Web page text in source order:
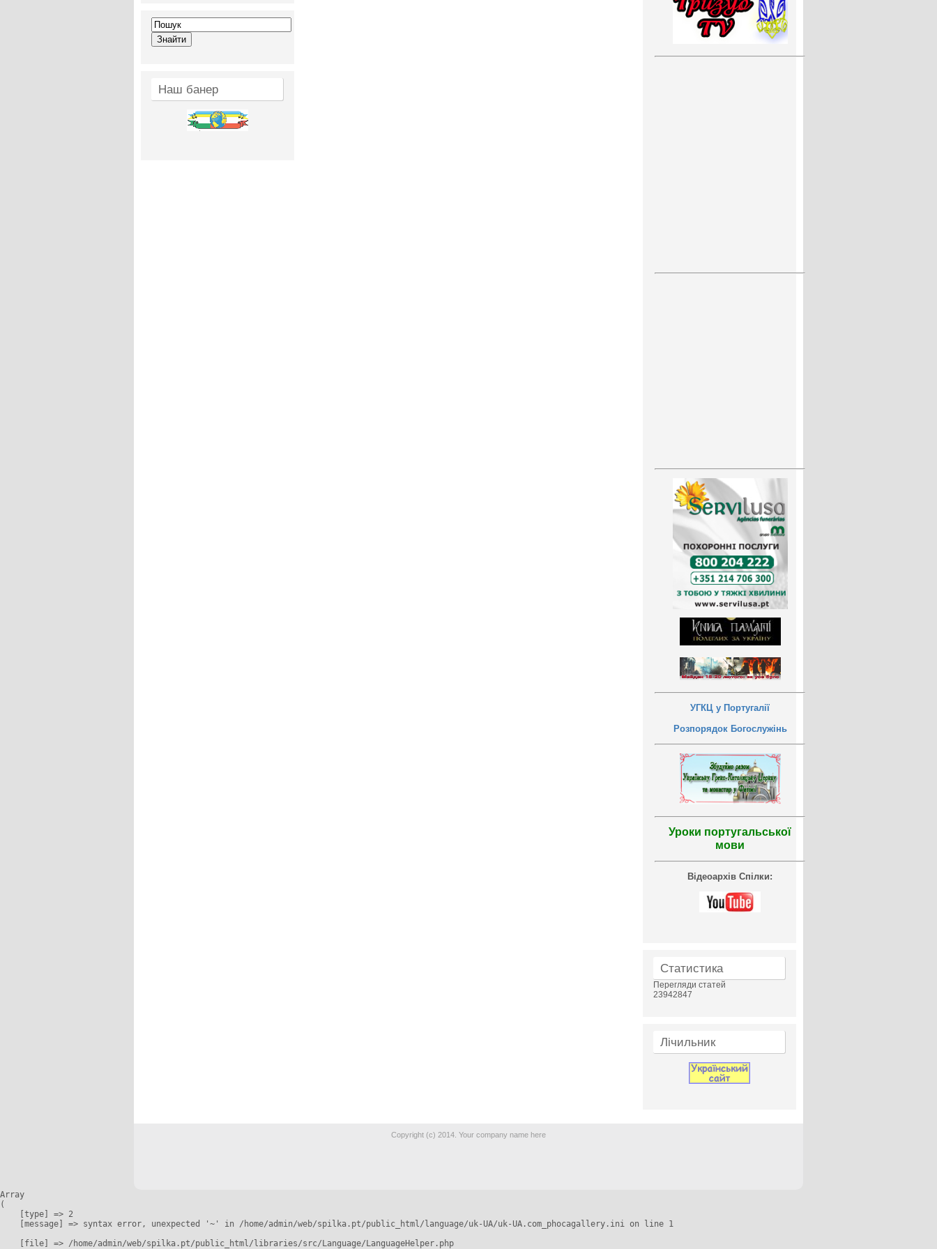
Наш банер
УГКЦ у Португалії
Розпорядок Богослужінь
Уроки португальської
мови
Відеоархів Спілки:
Статистика
Перегляди статей
23942847
Лічильник
Copyright (c) 2014. Your company name here
Array
(
    [type] => 2
    [message] => syntax error, unexpected '~' in /home/admin/web/spilka.pt/public_html/language/uk-UA/uk-UA.com_phocagallery.ini on line 1
    [file] => /home/admin/web/spilka.pt/public_html/libraries/src/Language/LanguageHelper.php